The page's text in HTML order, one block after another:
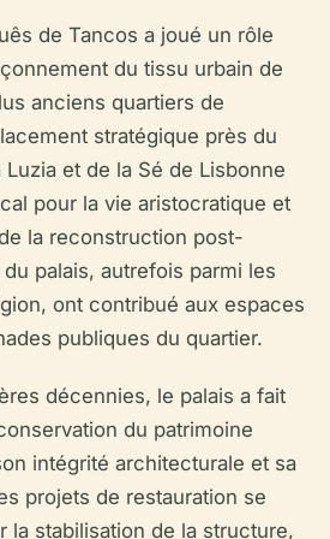
de Tancos a joué un rôle
du tissu urbain de
anciens quartiers de
stratégique près du
et de la Sé de Lisbonne
pour la vie aristocratique et
la reconstruction post-
palais, autrefois parmi les
ont contribué aux espaces
publiques du quartier.
décennies, le palais a fait
du patrimoine
intégrité architecturale et sa
projets de restauration se
la stabilisation de la structure,